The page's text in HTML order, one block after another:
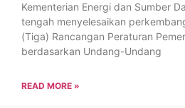
Kementerian Energi dan Sumber
tengah menyelesaikan
(Tiga) Rancangan Peraturan
berdasarkan Undang-Undang
READ MORE »